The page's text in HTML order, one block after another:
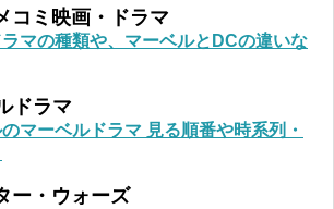
コミ映画・ドラマ
マの種類や、マーベルとDCの違いな
ドラマ
マーベルドラマ 見る順番や時系列・
ー・ウォーズ